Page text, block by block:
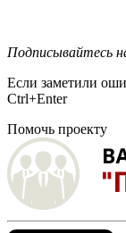
Подписывайтесь
Если заметили
Ctrl+Enter
Помочь проекту